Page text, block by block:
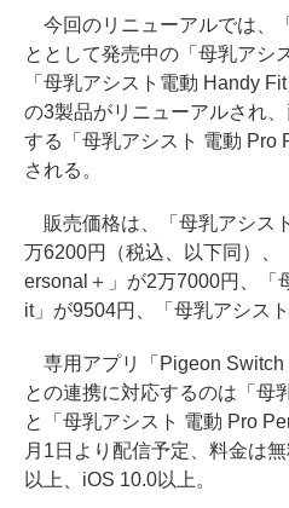
今回のリニューアルでは、
ととして発売中の「母乳アシ
「母乳アシスト電動 Handy
の3製品がリニューアルされ
する「母乳アシスト 電動 Pro
される。
販売価格は、「母乳アシス
万6200円（税込、以下同）、
ersonal＋」が2万7000円、「
it」が9504円、「母乳アシス
専用アプリ「Pigeon Switch
との連携に対応するのは「母
と「母乳アシスト 電動 Pro
月1日より配信予定、料金は
以上、iOS 10.0以上。